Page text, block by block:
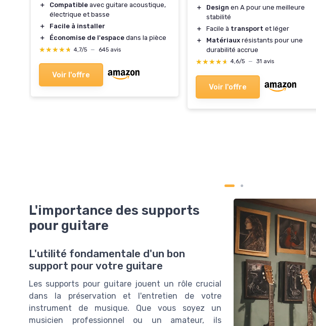
＋
Compatible avec guitare acoustique,
électrique et basse
＋
Facile à installer
＋
Économise de l'espace dans la pièce
★★★★★
★★★★★ 4,7/5 — 645 avis
Voir l'offre
＋
Design en A pour une meilleure
stabilité
＋
Facile à transport et léger
＋
Matériaux résistants pour une
durabilité accrue
★★★★★
★★★★★ 4,6/5 — 31 avis
Voir l'offre
L'importance des supports
pour guitare
L'utilité fondamentale d'un bon
support pour votre guitare
Les supports pour guitare jouent un rôle crucial
dans la préservation et l'entretien de votre
instrument de musique. Que vous soyez un
musicien professionnel ou un amateur, ils